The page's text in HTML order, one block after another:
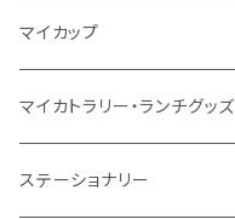
10oz
ポリエステル
再生不織布
不織布
不織布
保冷
ポリエステル
不織布
ハンカチ
傘
キャンパス
デニム・デニムライク
ポリエステル
再生ファブリック
フェアトレードコットン
デニム・デニムライク
ステンレス
アルミ
クリアボトル
サーモタンブラー
ステンレス2層タンブラー
プラスチック2層タンブラー
マイカップ
サーモ
ステンレス
マイカトラリー・ランチグッズ
カトラリー
ステーショナリー